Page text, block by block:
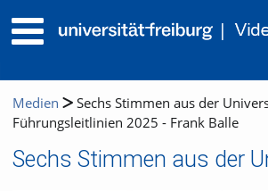
Medien
Sechs Stimmen aus der
Führungsleitlinien 2025 - Frank Balle